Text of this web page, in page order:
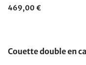
469,00 €
Couette double en